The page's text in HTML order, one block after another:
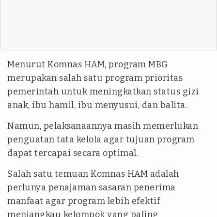
Menurut Komnas HAM, program MBG
merupakan salah satu program prioritas
pemerintah untuk meningkatkan status gizi
anak, ibu hamil, ibu menyusui, dan balita.
Namun, pelaksanaannya masih memerlukan
penguatan tata kelola agar tujuan program
dapat tercapai secara optimal.
Salah satu temuan Komnas HAM adalah
perlunya penajaman sasaran penerima
manfaat agar program lebih efektif
menjangkau kelompok yang paling